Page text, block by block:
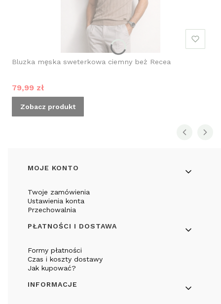
Bluzka męska sweterkowa ciemny beż Recea
Cena promocyjna
79,99 zł
Zobacz produkt
Linki w stopce
MOJE KONTO
Twoje zamówienia
Ustawienia konta
Przechowalnia
PŁATNOŚCI I DOSTAWA
Formy płatności
Czas i koszty dostawy
Jak kupować?
INFORMACJE